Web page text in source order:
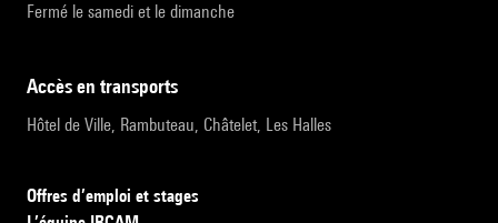
Fermé le samedi et le dimanche
accès en transports
Hôtel de Ville, Rambuteau, Châtelet, Les Halles
Offres d’emploi et stages